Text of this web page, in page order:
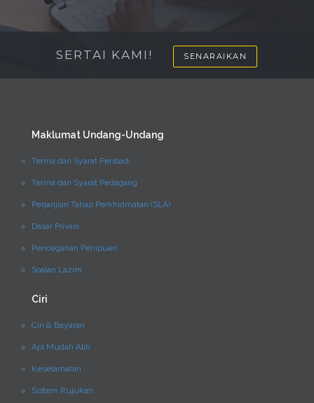
SERTAI KAMI! SENARAIKAN
Maklumat Undang-Undang
Terma dan Syarat Peribadi
Terma dan Syarat Pedagang
Perjanjian Tahap Perkhidmatan (SLA)
Dasar Privasi
Pencegahan Penipuan
Soalan Lazim
Ciri
Ciri & Bayaran
Apl Mudah Alih
Keselamatan
Sistem Rujukan